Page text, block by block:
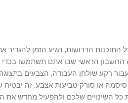
הדרושות, הגיע הזמן להגדיר
החשבון הראשי שבו אתם תשתמשו
רקע שולחן העבודה, הצבעים
או סורק טביעות אצבע. זה
כל השינויים שלכם ולהפעיל מחדש